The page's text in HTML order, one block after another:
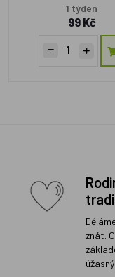
1 týden
99 Kč
znát.